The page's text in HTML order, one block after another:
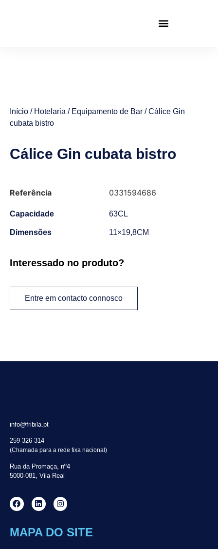
Início / Hotelaria / Equipamento de Bar / Cálice Gin
cubata bistro
Cálice Gin cubata bistro
Referência 0331594686
Capacidade 63CL
Dimensões 11×19,8CM
Interessado no produto?
Entre em contacto connosco
info@fribila.pt
259 326 314
(Chamada para a rede fixa nacional)
Rua da Promaça, nº4
5000-081, Vila Real
MAPA DO SITE